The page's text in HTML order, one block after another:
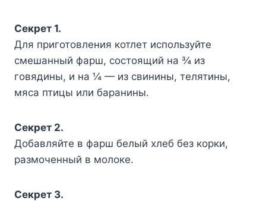
Секрет 1.
Для приготовления котлет используйте
смешанный фарш, состоящий на ¾ из
говядины, и на ¼ — из свинины, телятины,
мяса птицы или баранины.
Секрет 2.
Добавляйте в фарш белый хлеб без корки,
размоченный в молоке.
Секрет 3.